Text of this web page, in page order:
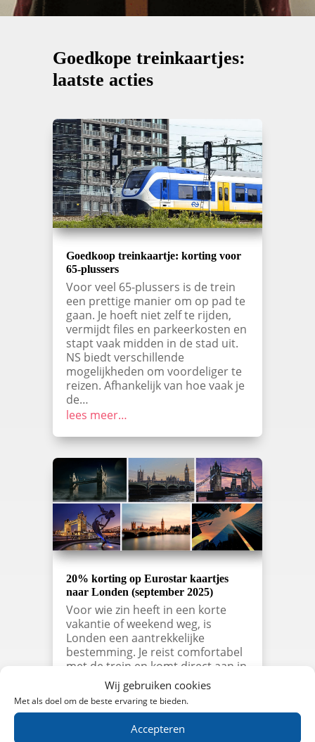
Wij gebruiken cookies
Met als doel om de beste ervaring te bieden.
Accepteren
Goedkope treinkaartjes:
laatste acties
Goedkoop treinkaartje: korting voor
65-plussers
Voor veel 65-plussers is de trein
een prettige manier om op pad te
gaan. Je hoeft niet zelf te rijden,
vermijdt files en parkeerkosten en
stapt vaak midden in de stad uit.
NS biedt verschillende
mogelijkheden om voordeliger te
reizen. Afhankelijk van hoe vaak je
de…
lees meer…
20% korting op Eurostar kaartjes
naar Londen (september 2025)
Voor wie zin heeft in een korte
vakantie of weekend weg, is
Londen een aantrekkelijke
bestemming. Je reist comfortabel
met de trein en komt direct aan in
het centrum van de stad. Maak
een wandeling door Hyde Park,
bezoek een musical in West End of